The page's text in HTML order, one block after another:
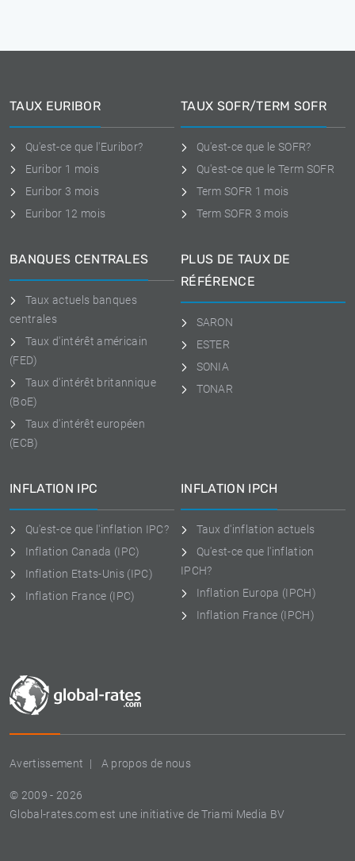
Avertissement A propos de nous
© 2009 - 2026
Global-rates.com est une initiative de Triami Media BV
TAUX EURIBOR
Qu'est-ce que l'Euribor?
Euribor 1 mois
Euribor 3 mois
Euribor 12 mois
TAUX SOFR/TERM SOFR
Qu'est-ce que le SOFR?
Qu'est-ce que le Term SOFR
Term SOFR 1 mois
Term SOFR 3 mois
BANQUES CENTRALES
Taux actuels banques
centrales
Taux d'intérêt américain
(FED)
Taux d'intérêt britannique
(BoE)
Taux d'intérêt européen
(ECB)
PLUS DE TAUX DE
RÉFÉRENCE
SARON
ESTER
SONIA
TONAR
INFLATION IPC
Qu'est-ce que l'inflation IPC?
Inflation Canada (IPC)
Inflation Etats-Unis (IPC)
Inflation France (IPC)
INFLATION IPCH
Taux d'inflation actuels
Qu'est-ce que l'inflation
IPCH?
Inflation Europa (IPCH)
Inflation France (IPCH)